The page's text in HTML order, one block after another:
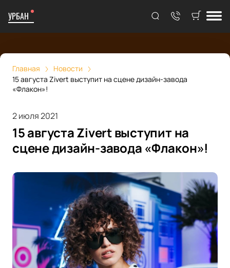
УРБАН
Главная
Новости
15 августа Zivert выступит на сцене дизайн-завода
«Флакон»!
2 июля 2021
15 августа Zivert выступит на
сцене дизайн-завода «Флакон»!